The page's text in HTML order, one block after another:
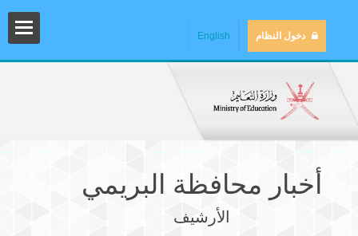
دخول النظام English
أخبار محافظة البريمي
الأرشيف